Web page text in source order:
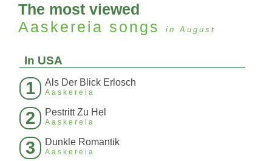
The most viewed
Aaskereia songs in August
In USA
1 Als Der Blick Erlosch
Aaskereia
2 Pestritt Zu Hel
Aaskereia
3 Dunkle Romantik
Aaskereia